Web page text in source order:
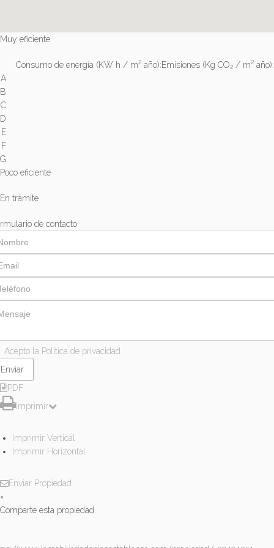
Muy eficiente
Consumo de energía (KW h / m2 año):Emisiones (Kg CO2 / m2 año):
A
B
C
D
E
F
G
Poco eficiente
En trámite
de contacto
Acepto la Política de privacidad.
PDF
Imprimir
Imprimir Vertical
Imprimir Horizontal
Enviar Propiedad
×
Comparte esta propiedad